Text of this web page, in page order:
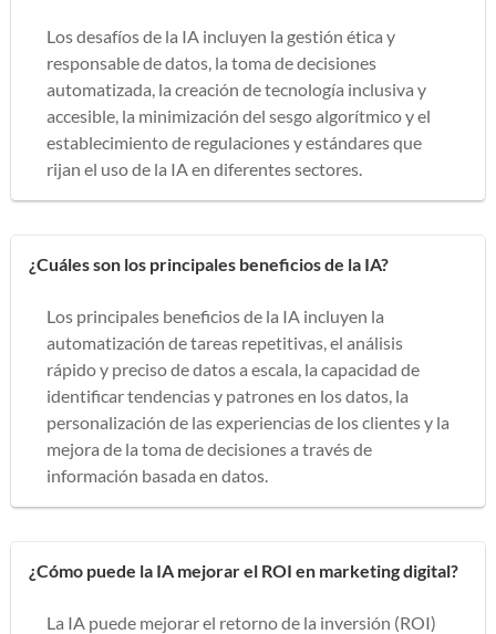
Los desafíos de la IA incluyen la gestión ética y
responsable de datos, la toma de decisiones
automatizada, la creación de tecnología inclusiva y
accesible, la minimización del sesgo algorítmico y el
establecimiento de regulaciones y estándares que
rijan el uso de la IA en diferentes sectores.
¿Cuáles son los principales beneficios de la IA?
Los principales beneficios de la IA incluyen la
automatización de tareas repetitivas, el análisis
rápido y preciso de datos a escala, la capacidad de
identificar tendencias y patrones en los datos, la
personalización de las experiencias de los clientes y la
mejora de la toma de decisiones a través de
información basada en datos.
¿Cómo puede la IA mejorar el ROI en marketing digital?
La IA puede mejorar el retorno de la inversión (ROI)